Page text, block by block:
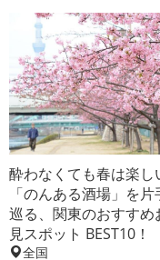
酔わなくても春は楽し
「のんある酒場」を片
巡る、関東のおすすめ
見スポット BEST10！
全国